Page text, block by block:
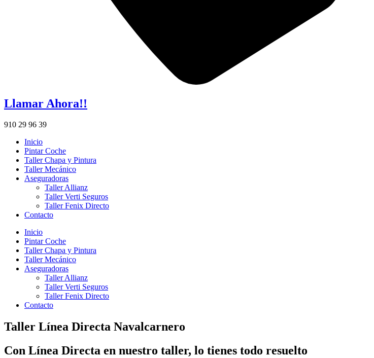
Llamar Ahora!!
910 29 96 39
Inicio
Pintar Coche
Taller Chapa y Pintura
Taller Mecánico
Aseguradoras
Taller Allianz
Taller Verti Seguros
Taller Fenix Directo
Contacto
Inicio
Pintar Coche
Taller Chapa y Pintura
Taller Mecánico
Aseguradoras
Taller Allianz
Taller Verti Seguros
Taller Fenix Directo
Contacto
Taller Línea Directa Navalcarnero
Con Línea Directa en nuestro taller, lo tienes todo resuelto